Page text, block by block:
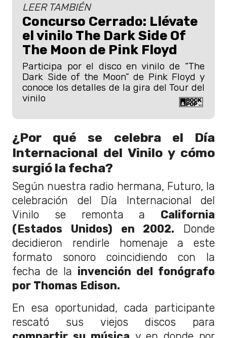
LEER TAMBIÉN
Concurso Cerrado: Llévate
el vinilo The Dark Side Of
The Moon de Pink Floyd
Participa por el disco en vinilo de “The
Dark Side of the Moon” de Pink Floyd y
conoce los detalles de la gira del Tour del
vinilo
¿Por qué se celebra el Día
Internacional del Vinilo y cómo
surgió la fecha?
Según nuestra radio hermana, Futuro, la
celebración del Día Internacional del
Vinilo se remonta a California
(Estados Unidos) en 2002. Donde
decidieron rendirle homenaje a este
formato sonoro coincidiendo con la
fecha de la invención del fonógrafo
por Thomas Edison.
En esa oportunidad, cada participante
rescató sus viejos discos para